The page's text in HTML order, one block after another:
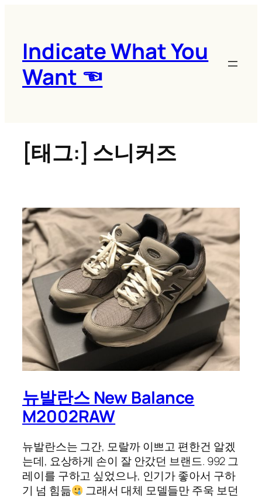
Indicate What You
Want ☜
[태그:] 스니커즈
뉴발란스 New Balance
M2002RAW
뉴발란스는 그간, 모랄까 이쁘고 편한건 알겠
는데, 요상하게 손이 잘 안갔던 브랜드. 992 그
레이를 구하고 싶었으나, 인기가 좋아서 구하
기 넘 힘듦
그래서 대체 모델들만 주욱 보던